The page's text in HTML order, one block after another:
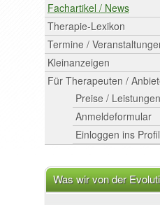
Fachartikel / News
Therapie-Lexikon
Termine /
Kleinanzeigen
Für Therapeuten /
Preise / Leistungen
Anmeldeformular
Einloggen ins Profil
Was wir von der
das Trial-and-Error-